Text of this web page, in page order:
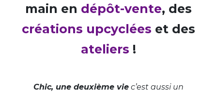
main en dépôt-vente, des
créations upcyclées et des
ateliers !
Chic, une deuxième vie c’est aussi un